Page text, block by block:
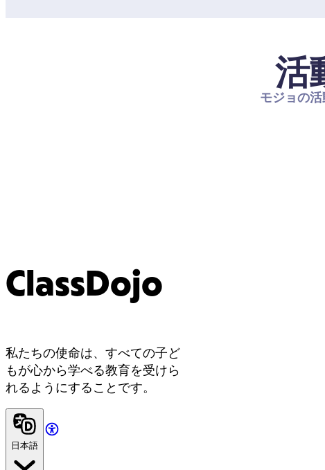
活
モジョの
ClassDojo
私たちの使命は、すべての子ど
もが心から学べる教育を受けら
れるようにすることです。
日本語